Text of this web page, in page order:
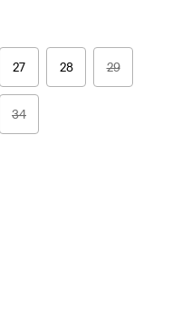
27 28 29
34